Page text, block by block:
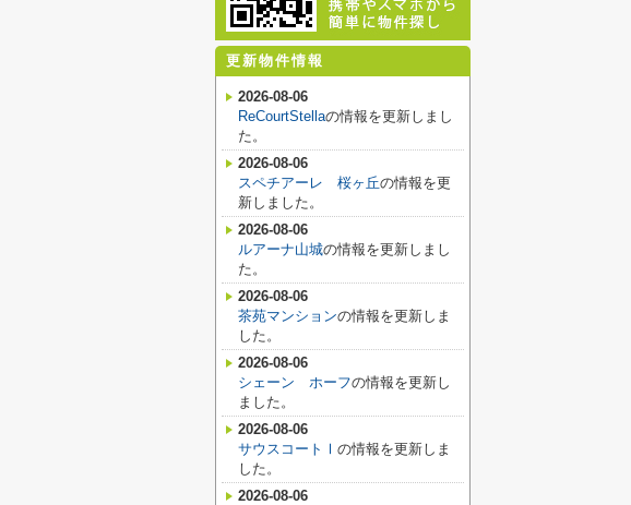
更新物件情報
2026-08-06
ReCourtStellaの情報を更新しまし
た。
2026-08-06
スペチアーレ 桜ヶ丘の情報を更
新しました。
2026-08-06
ルアーナ山城の情報を更新しまし
た。
2026-08-06
茶苑マンションの情報を更新しま
した。
2026-08-06
シェーン ホーフの情報を更新し
ました。
2026-08-06
サウスコートⅠ の情報を更新しま
した。
2026-08-06